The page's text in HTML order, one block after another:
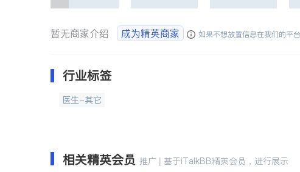
暂无商家介绍 成为精英商家 如果不想放置信息在我们的平
行业标签
医生-其它
相关精英会员 推广 | 基于iTalkBB精英会员，进行展示